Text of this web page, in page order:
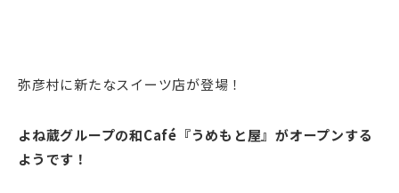
弥彦村に新たなスイーツ店が登場！
よね蔵グループの和Café『うめもと屋』がオープンする
ようです！